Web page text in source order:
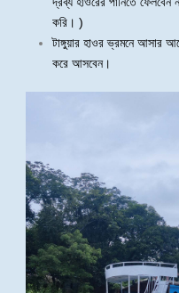
করি। )
টাঙ্গুয়ার হাওর ভ্রমনে আসার
করে আসবেন।